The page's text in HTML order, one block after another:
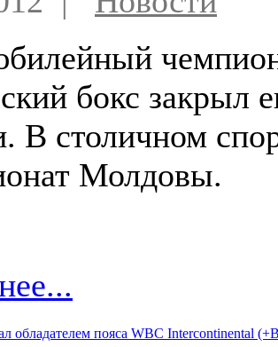
бокс закрыл
В столичном
Молдовы.
обладателем пояса WBC Intercontinental